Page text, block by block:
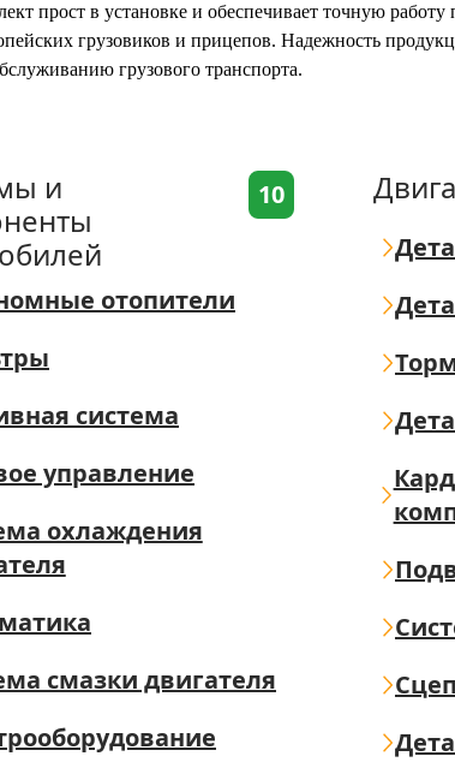
прост в установке и обеспечивает точную работу
грузовиков и прицепов. Надежность
грузового транспорта.
и
10
отопители
система
управление
охлаждения
смазки двигателя